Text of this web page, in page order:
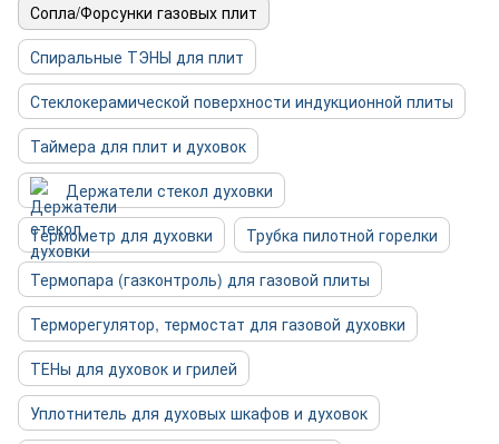
Сопла/Форсунки газовых плит
Спиральные ТЭНЫ для плит
Стеклокерамической поверхности индукционной плиты
Таймера для плит и духовок
Держатели стекол духовки
Термометр для духовки
Трубка пилотной горелки
Термопара (газконтроль) для газовой плиты
Терморегулятор, термостат для газовой духовки
ТЕНы для духовок и грилей
Уплотнитель для духовых шкафов и духовок